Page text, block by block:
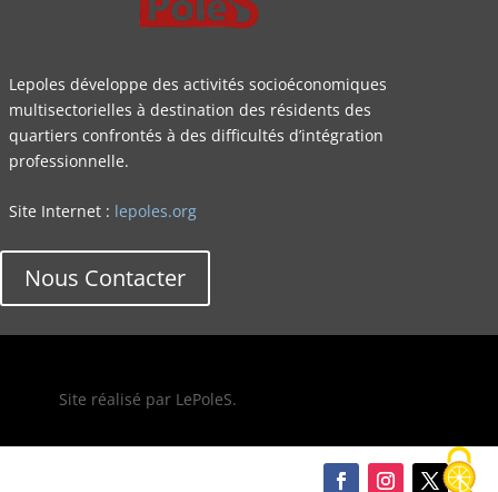
Lepoles développe des activités socioéconomiques
multisectorielles à destination des résidents des
quartiers confrontés à des difficultés d’intégration
professionnelle.
Site Internet : lepoles.org
Nous Contacter
Site réalisé par LePoleS.